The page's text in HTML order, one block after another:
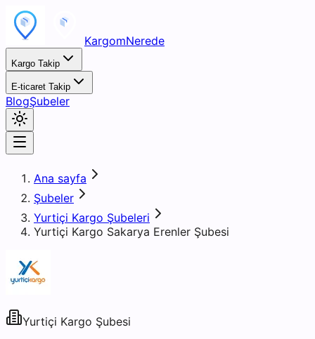
KargomNerede
Kargo Takip
E-ticaret Takip
BlogŞubeler
Ana sayfa
Şubeler
Yurtiçi Kargo Şubeleri
Yurtiçi Kargo Sakarya Erenler Şubesi
Yurtiçi Kargo Şubesi